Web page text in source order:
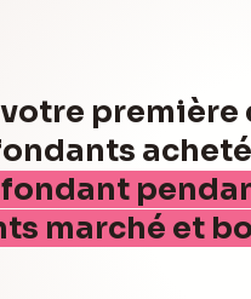
marché et